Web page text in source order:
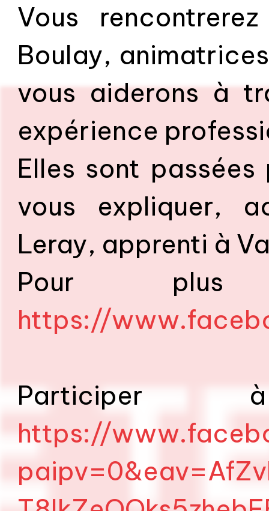
Vous
Boulay,
vous aiderons à
expérience
Elles sont
vous expliquer,
Leray, apprenti à
Pour plus
https://
https://